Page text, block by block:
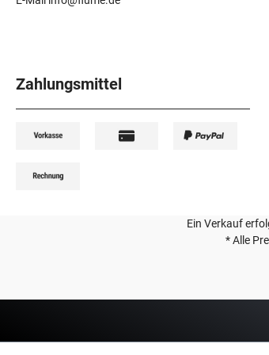
Zahlungsmittel
Ein Verkauf
* Alle